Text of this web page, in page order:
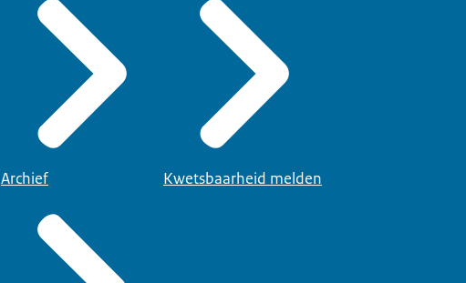
Archief Kwetsbaarheid melden